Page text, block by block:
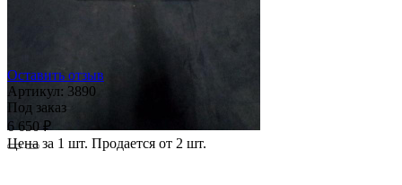
Оставить отзыв
Артикул: 3890
Под заказ
6 650 ₽
Цена за 1 шт. Продается от 2 шт.